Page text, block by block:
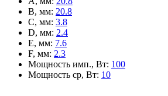
B, мм: 20.8
C, мм: 3.8
D, мм: 2.4
E, мм: 7.6
F, мм: 2.3
Мощность имп., Вт: 100
Мощность ср, Вт: 10